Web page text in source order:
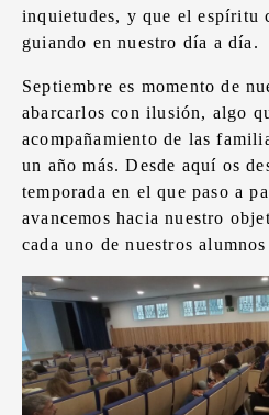
inquietudes, y que el espíritu
guiando en nuestro día a día.
Septiembre es momento de
abarcarlos con ilusión, algo
acompañamiento de las
un año más. Desde aquí os
temporada en el que paso a
avancemos hacia nuestro
cada uno de nuestros